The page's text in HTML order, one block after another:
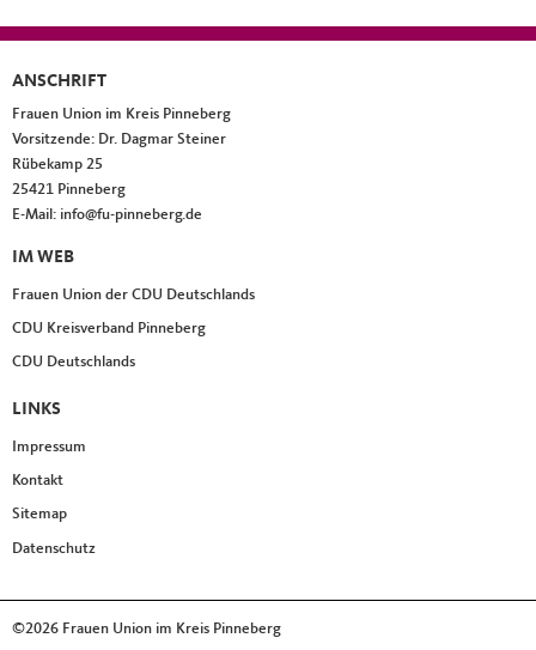
Fußbereich
ANSCHRIFT
Frauen Union im Kreis Pinneberg
Vorsitzende: Dr. Dagmar Steiner
Rübekamp 25
25421 Pinneberg
E-Mail: info@fu-pinneberg.de
IM WEB
Frauen Union der CDU Deutschlands
CDU Kreisverband Pinneberg
CDU Deutschlands
LINKS
Impressum
Kontakt
Sitemap
Datenschutz
©2026 Frauen Union im Kreis Pinneberg